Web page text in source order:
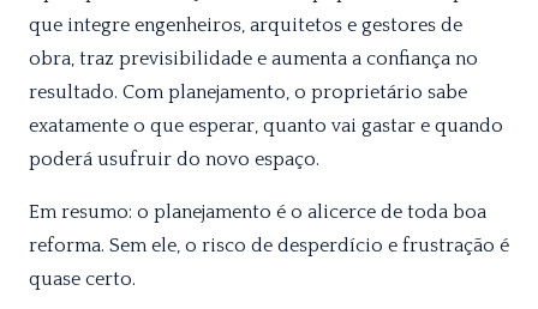
que integre engenheiros, arquitetos e gestores de
obra, traz previsibilidade e aumenta a confiança no
resultado. Com planejamento, o proprietário sabe
exatamente o que esperar, quanto vai gastar e quando
poderá usufruir do novo espaço.
Em resumo: o planejamento é o alicerce de toda boa
reforma. Sem ele, o risco de desperdício e frustração é
quase certo.